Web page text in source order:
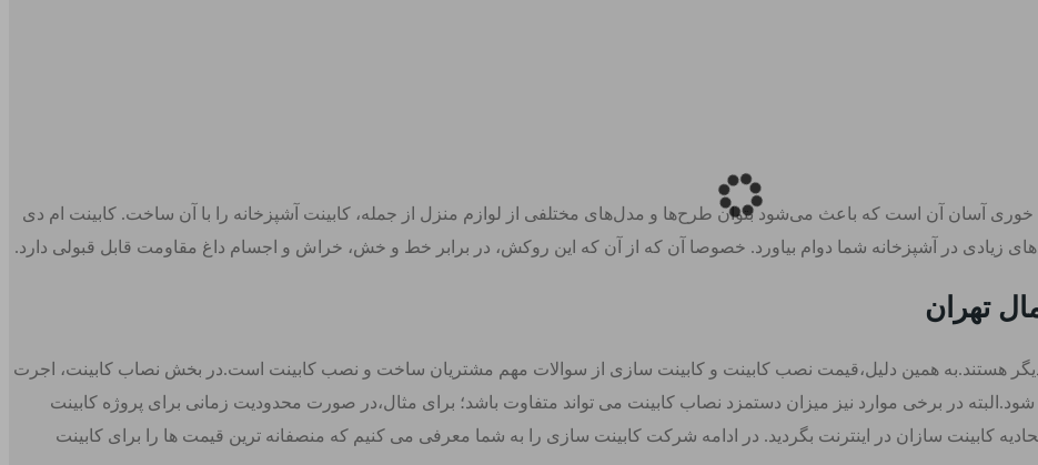
خوری آسان آن است که باعث می‌شود بتوان طرح‌ها و مدل‌های مختلفی از لوازم منزل از جمله، کابینت آشپزخانه را با آن ساخت. کابینت ام دی
زیادی در آشپزخانه شما دوام بیاورد. خصوصا آن که از آن که این روکش، در برابر خط و خش، خراش و اجسام داغ مقاومت قابل قبولی دارد.
تهران
هستند.به همین دلیل،قیمت نصب کابینت و کابینت سازی از سوالات مهم مشتریان ساخت و نصب کابینت است.در بخش نصاب کابینت، اجرت
در برخی موارد نیز میزان دستمزد نصاب کابینت می تواند متفاوت باشد؛ برای مثال،در صورت محدودیت زمانی برای پروژه کابینت
کابینت سازان در اینترنت بگردید. در ادامه شرکت کابینت سازی را به شما معرفی می کنیم که منصفانه ترین قیمت ها را برای کابینت